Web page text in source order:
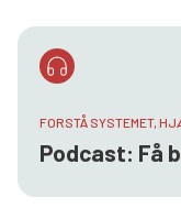
FORSTÅ SYSTEMET,
Podcast: Få